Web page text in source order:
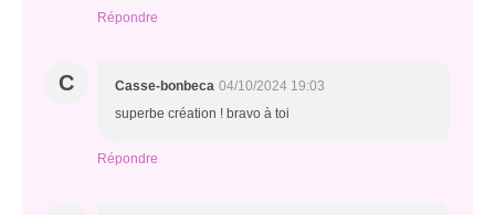
Répondre
C Casse-bonbeca 04/10/2024 19:03
superbe création ! bravo à toi
Répondre